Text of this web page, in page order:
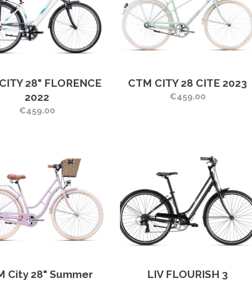
28" FLORENCE
2022
€459.00
CTM CITY 28 CITE 2023
€459.00
City 28" Summer LIV FLOURISH 3